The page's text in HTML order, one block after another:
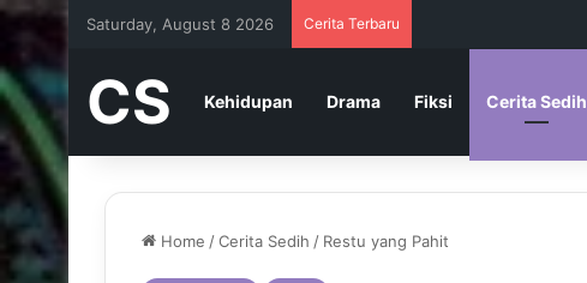
Saturday, August 8 2026 Cerita Terbaru
CS Kehidupan Drama Fiksi Cerita Sedih
Home /Cerita Sedih / Restu yang Pahit